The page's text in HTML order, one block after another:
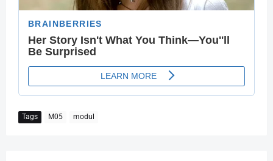
Tags M05 modul